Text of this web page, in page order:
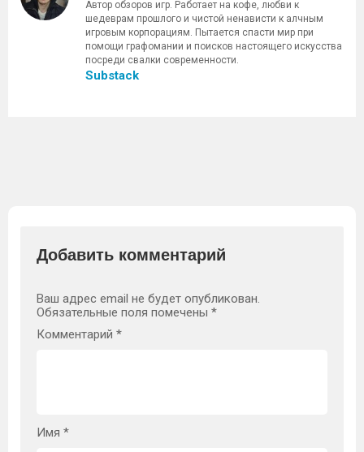
Автор обзоров игр. Работает на кофе, любви к
шедеврам прошлого и чистой ненависти к алчным
игровым корпорациям. Пытается спасти мир при
помощи графомании и поисков настоящего искусства
посреди свалки современности.
Substack
Добавить комментарий
Ваш адрес email не будет опубликован.
Обязательные поля помечены *
Комментарий *
Имя *